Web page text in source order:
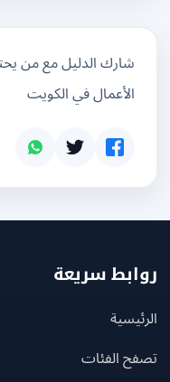
شارك الدليل مع من يحتاج
الأعمال في الكويت
سريعة
الفئات